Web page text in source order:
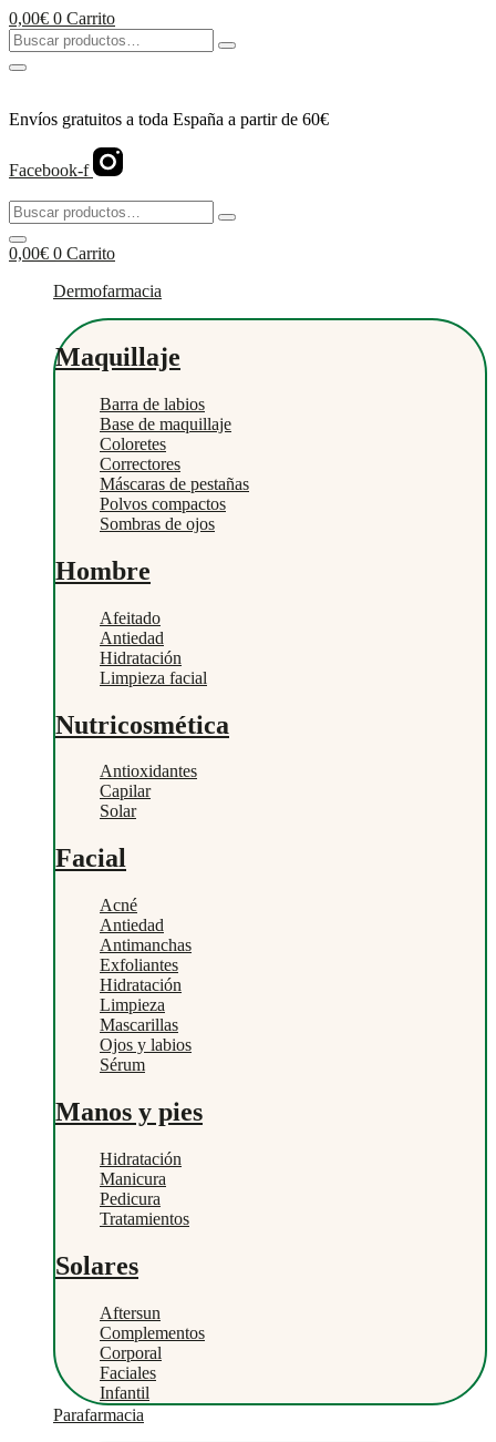
Ir
al
contenido
0,00€ 0 Carrito
Buscar
productos…
Envíos gratuitos a toda España a partir de 60€
Facebook-f
Buscar
productos…
0,00€ 0 Carrito
Dermofarmacia
Maquillaje
Barra de labios
Base de maquillaje
Coloretes
Correctores
Máscaras de pestañas
Polvos compactos
Sombras de ojos
Hombre
Afeitado
Antiedad
Hidratación
Limpieza facial
Nutricosmética
Antioxidantes
Capilar
Solar
Facial
Acné
Antiedad
Antimanchas
Exfoliantes
Hidratación
Limpieza
Mascarillas
Ojos y labios
Sérum
Manos y pies
Hidratación
Manicura
Pedicura
Tratamientos
Solares
Aftersun
Complementos
Corporal
Faciales
Infantil
Parafarmacia